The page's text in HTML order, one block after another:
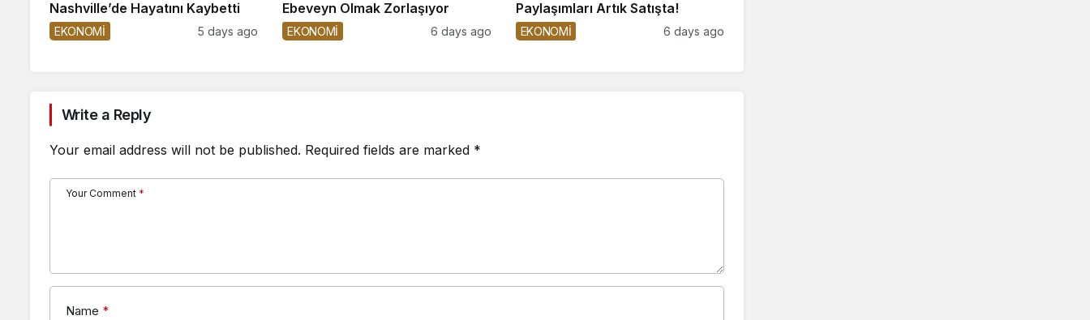
Nashville’de Hayatını Kaybetti
EKONOMİ 5 days ago
Ebeveyn Olmak Zorlaşıyor
EKONOMİ 6 days ago
Paylaşımları Artık Satışta!
EKONOMİ 6 days ago
Write a Reply
Your email address will not be published. Required fields are marked *
Your Comment *
Name *